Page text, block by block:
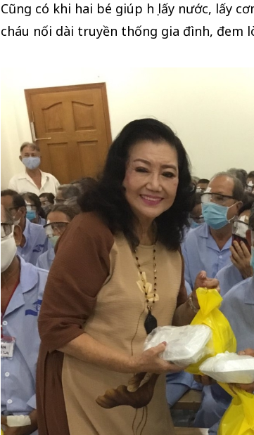
Cũng có khi hai bé giúp họ lấy nước, lấy
cháu nối dài truyền thống gia đình, đem